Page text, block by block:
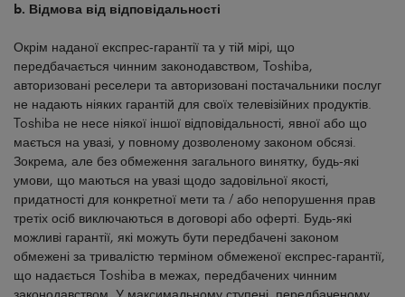
b. Відмова від відповідальності
Окрім наданої експрес-гарантії та у тій мірі, що
передбачається чинним законодавством, Toshiba,
авторизовані реселери та авторизовані постачальники послуг
не надають ніяких гарантій для своїх телевізійних продуктів.
Toshiba не несе ніякої іншої відповідальності, явної або що
мається на увазі, у повному дозволеному законом обсязі.
Зокрема, але без обмеження загального винятку, будь-які
умови, що маються на увазі щодо задовільної якості,
придатності для конкретної мети та / або непорушення прав
третіх осіб виключаються в договорі або оферті. Будь-які
можливі гарантії, які можуть бути передбачені законом
обмежені за тривалістю терміном обмеженої експрес-гарантії,
що надається Toshiba в межах, передбачених чинним
законодавством. У максимальному ступені, передбаченому